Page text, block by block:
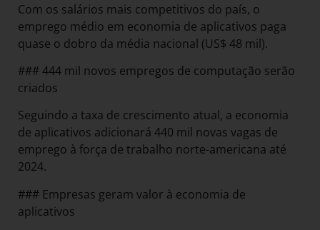
Com os salários mais competitivos do país, o
emprego médio em economia de aplicativos paga
quase o dobro da média nacional (US$ 48 mil).
### 444 mil novos empregos de computação serão
criados
Seguindo a taxa de crescimento atual, a economia
de aplicativos adicionará 440 mil novas vagas de
emprego à força de trabalho norte-americana até
2024.
### Empresas geram valor à economia de
aplicativos